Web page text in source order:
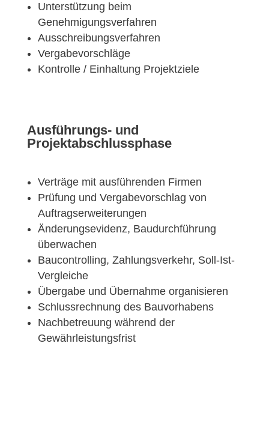
Unterstützung beim
Genehmigungsverfahren
Ausschreibungsverfahren
Vergabevorschläge
Kontrolle / Einhaltung Projektziele
Ausführungs- und
Projektabschlussphase
Verträge mit ausführenden Firmen
Prüfung und Vergabevorschlag von
Auftragserweiterungen
Änderungsevidenz, Baudurchführung
überwachen
Baucontrolling, Zahlungsverkehr, Soll-Ist-
Vergleiche
Übergabe und Übernahme organisieren
Schlussrechnung des Bauvorhabens
Nachbetreuung während der
Gewährleistungsfrist